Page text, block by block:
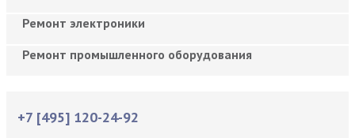
Ремонт электроники
Ремонт промышленного оборудования
+7 [495] 120-24-92